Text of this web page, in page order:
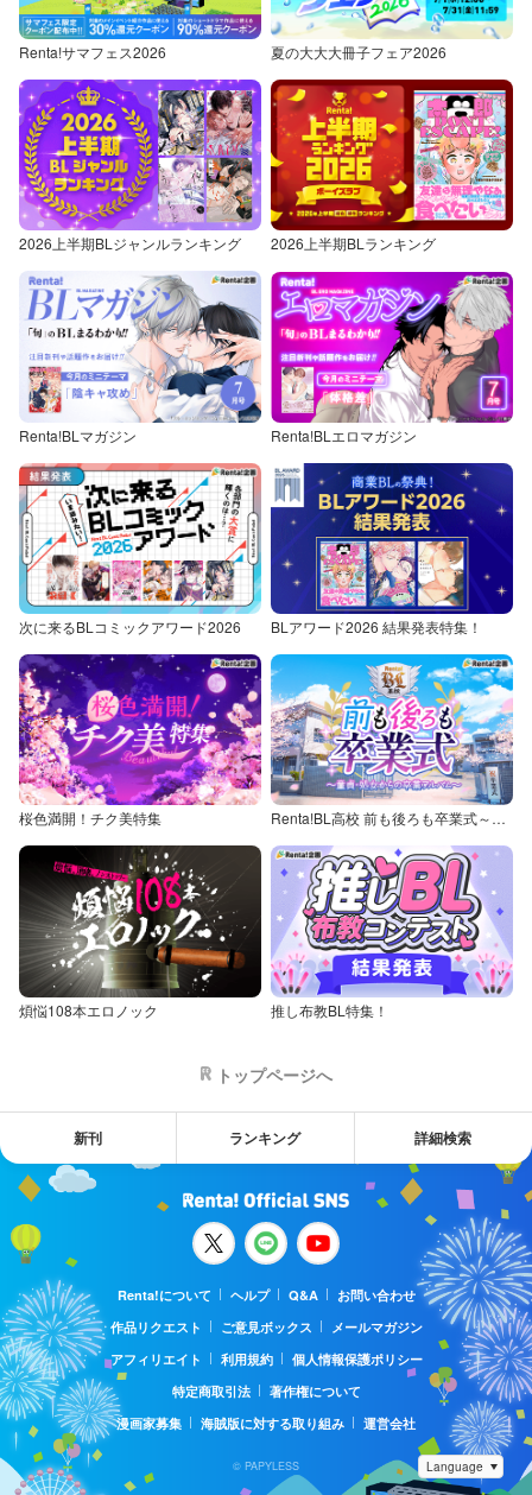
Renta!サマフェス2026 夏の大大大冊子フェア2026
2026上半期BLジャンルランキング 2026上半期BLランキング
Renta!BLマガジン Renta!BLエロマガジン
次に来るBLコミックアワード2026 BLアワード2026 結果発表特集！
桜色満開！チク美特集 Renta!BL高校 前も後ろも卒業式～童貞・処女からの卒業アルバム～
煩悩108本エロノック 推し布教BL特集！
トップページへ
新刊 ランキング 詳細検索
Renta!について ヘルプ Q&A
お問い合わせ
作品リクエスト
ご意見ボックス
メールマガジン
アフィリエイト
利用規約
個人情報保護ポリシー
特定商取引法
著作権について
漫画家募集
海賊版に対する取り組み 運営会社
© PAPYLESS